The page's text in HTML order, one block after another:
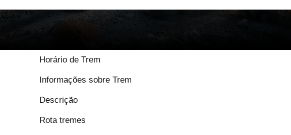
Horário de Trem
Informações sobre Trem
Descrição
Rota tremes
9.5 / 10 baseado em 1